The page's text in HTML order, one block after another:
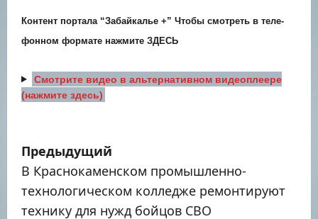
Кон­тент пор­та­ла “Забай­ка­лье +” Что­бы смот­реть в теле­
фон­ном фор­ма­те нажми­те ЗДЕСЬ
Смот­ри­те видео в аль­тер­на­тив­ном видео­пле­е­ре
(нажми­те здесь)
Н
а
в
Предыдущий
В Краснокаменском промышленно-
технологическом колледже ремонтируют
технику для нужд бойцов СВО